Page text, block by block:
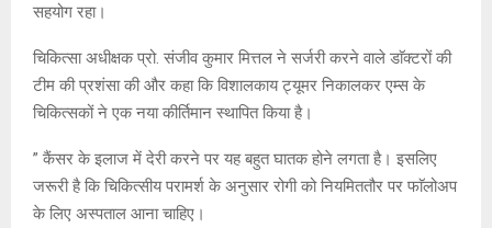
सहयोग रहा।
चिकित्सा अधीक्षक प्रो. संजीव कुमार मित्तल ने सर्जरी करने वाले डाॅक्टरों की
टीम की प्रशंसा की और कहा कि विशालकाय ट्यूमर निकालकर एम्स के
चिकित्सकों ने एक नया कीर्तिमान स्थापित किया है।
” कैंसर के इलाज में देरी करने पर यह बहुत घातक होने लगता है। इसलिए
जरूरी है कि चिकित्सीय परामर्श के अनुसार रोगी को नियमिततौर पर फाॅलोअप
के लिए अस्पताल आना चाहिए।